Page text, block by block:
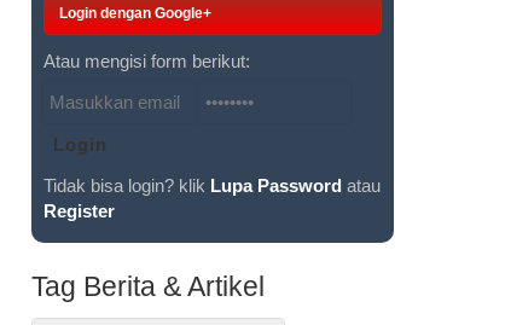
Login dengan Google+
Atau mengisi form berikut:
Tidak bisa login? klik Lupa Password atau
Register
Tag Berita & Artikel